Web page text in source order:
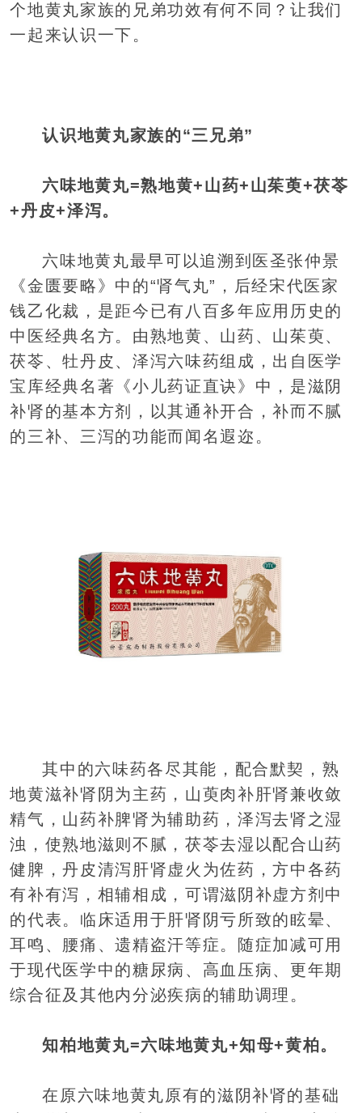
个地黄丸家族的兄弟功效有何不同？让我们
一起来认识一下。
认识地黄丸家族的“三兄弟”
六味地黄丸=熟地黄+山药+山茱萸+茯苓
+丹皮+泽泻。
六味地黄丸最早可以追溯到医圣张仲景
《金匮要略》中的“肾气丸”，后经宋代医家
钱乙化裁，是距今已有八百多年应用历史的
中医经典名方。由熟地黄、山药、山茱萸、
茯苓、牡丹皮、泽泻六味药组成，出自医学
宝库经典名著《小儿药证直诀》中，是滋阴
补肾的基本方剂，以其通补开合，补而不腻
的三补、三泻的功能而闻名遐迩。
其中的六味药各尽其能，配合默契，熟
地黄滋补肾阴为主药，山萸肉补肝肾兼收敛
精气，山药补脾肾为辅助药，泽泻去肾之湿
浊，使熟地滋则不腻，茯苓去湿以配合山药
健脾，丹皮清泻肝肾虚火为佐药，方中各药
有补有泻，相辅相成，可谓滋阴补虚方剂中
的代表。临床适用于肝肾阴亏所致的眩晕、
耳鸣、腰痛、遗精盗汗等症。随症加减可用
于现代医学中的糖尿病、高血压病、更年期
综合征及其他内分泌疾病的辅助调理。
知柏地黄丸=六味地黄丸+知母+黄柏。
在原六味地黄丸原有的滋阴补肾的基础